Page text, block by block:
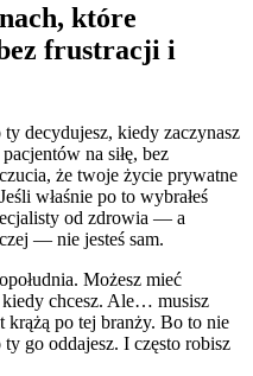
które
frustracji i
decydujesz, kiedy zaczynasz
na siłę, bez
że twoje życie prywatne
właśnie po to wybrałeś
od zdrowia — a
— nie jesteś sam.
Możesz mieć
chcesz. Ale… musisz
po tej branży. Bo to nie
go oddajesz. I często robisz